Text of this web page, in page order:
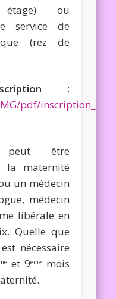
ou
service de
(rez de
:
pdf/
peut être
la maternité
un médecin
médecin
libérale en
Quelle que
nécessaire
et 9ème
mois